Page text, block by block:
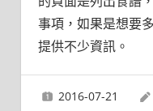
事項，如果是想要
提供不少資訊。
2016-07-21